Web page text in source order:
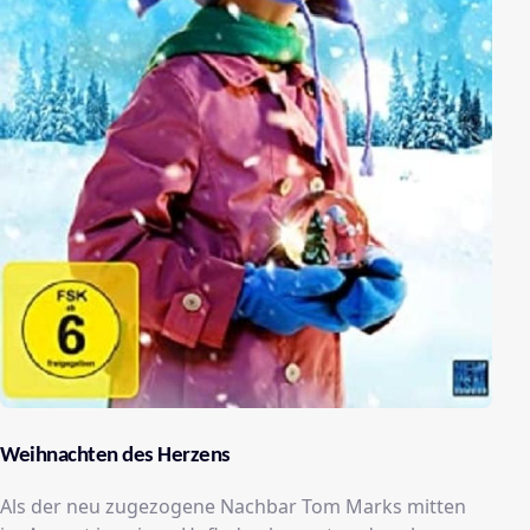
Weihnachten des Herzens
Als der neu zugezogene Nachbar Tom Marks mitten